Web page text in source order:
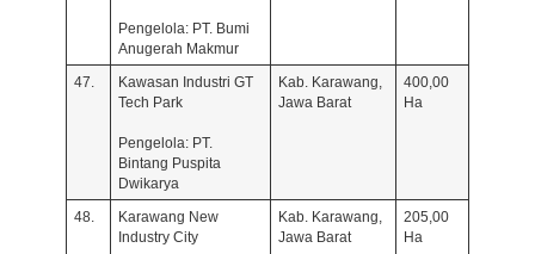
Pengelola: PT. Bumi
Anugerah Makmur
47.
Kawasan Industri GT
Tech Park
Pengelola: PT.
Bintang Puspita
Dwikarya
Kab. Karawang,
Jawa Barat
400,00
Ha
48.
Karawang New
Industry City
Kab. Karawang,
Jawa Barat
205,00
Ha